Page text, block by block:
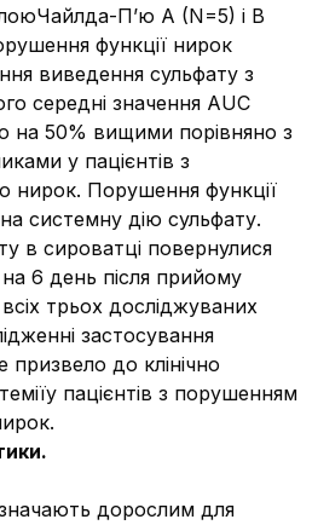
П’ю A (N=5) і B
функції нирок
виведення сульфату з
середні значення AUC
на 50% вищими порівняно з
у пацієнтів з
нирок. Порушення функції
системну дію сульфату.
в сироватці повернулися
6 день після прийому
трьох досліджуваних
застосування
призвело до клінічно
пацієнтів з порушенням
дорослим для